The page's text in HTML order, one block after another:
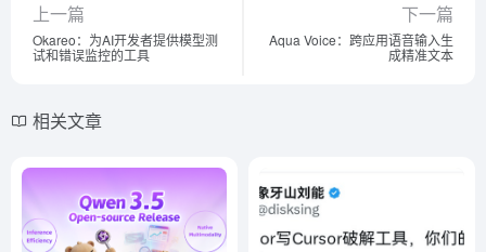
上一篇
Okareo：为AI开发者提供模型测
试和错误监控的工具
下一篇
Aqua Voice：跨应用语音输入生
成精准文本
相关文章